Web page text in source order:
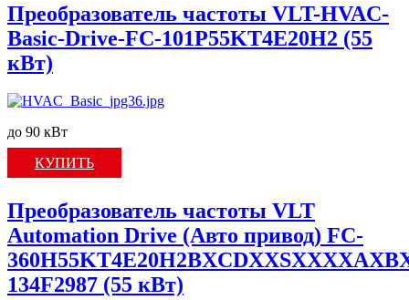
Преобразователь частоты VLT-HVAC-
Basic-Drive-FC-101P55KT4E20H2 (55
кВт)
до 90 кВт
КУПИТЬ
Преобразователь частоты VLT
Automation Drive (Авто привод) FC-
134F2987 (55 кВт)